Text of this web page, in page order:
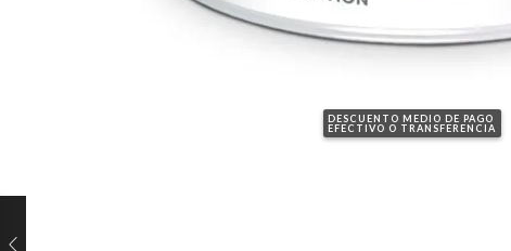
DESCUENTO MEDIO DE PAGO
EFECTIVO O TRANSFERENCIA